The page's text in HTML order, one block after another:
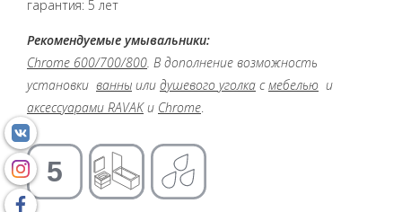
гарантия: 5 лет
Рекомендуемые умывальники:
Chrome 600/700/800. В дополнение возможность
установки ванны или душевого уголка смебелью и
аксессуарами RAVAKи Chrome.